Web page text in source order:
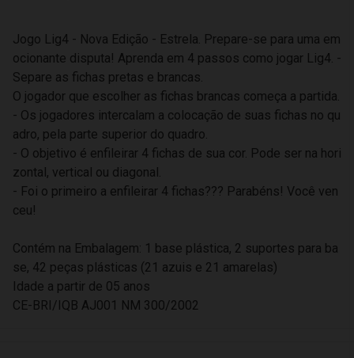
Jogo Lig4 - Nova Edição - Estrela. Prepare-se para uma em
ocionante disputa! Aprenda em 4 passos como jogar Lig4. -
Separe as fichas pretas e brancas.
O jogador que escolher as fichas brancas começa a partida.
- Os jogadores intercalam a colocação de suas fichas no qu
adro, pela parte superior do quadro.
- O objetivo é enfileirar 4 fichas de sua cor. Pode ser na hori
zontal, vertical ou diagonal.
- Foi o primeiro a enfileirar 4 fichas??? Parabéns! Você ven
ceu!
Contém na Embalagem: 1 base plástica, 2 suportes para ba
se, 42 peças plásticas (21 azuis e 21 amarelas)
Idade a partir de 05 anos
CE-BRI/IQB AJ001 NM 300/2002